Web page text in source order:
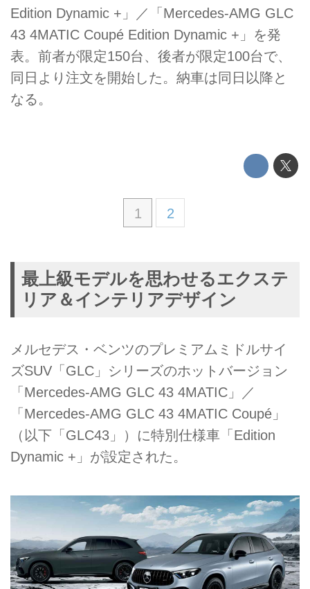
Edition Dynamic +」／「Mercedes-AMG GLC
43 4MATIC Coupé Edition Dynamic +」を発
表。前者が限定150台、後者が限定100台で、
同日より注文を開始した。納車は同日以降と
なる。
1 2
最上級モデルを思わせるエクステ
リア＆インテリアデザイン
メルセデス・ベンツのプレミアムミドルサイ
ズSUV「GLC」シリーズのホットバージョン
「Mercedes-AMG GLC 43 4MATIC」／
「Mercedes-AMG GLC 43 4MATIC Coupé」
（以下「GLC43」）に特別仕様車「Edition
Dynamic +」が設定された。